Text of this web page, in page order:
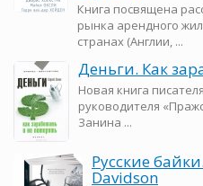
Книга посвящена
рынка арендного
странах (Англии, ...
Деньги. Как
Новая книга
руководителя
Занина ...
Русские
Davidson